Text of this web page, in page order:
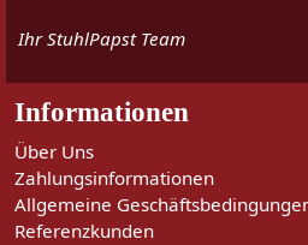
Ihr StuhlPapst Team
Informationen
Über Uns
Zahlungsinformationen
Allgemeine
Referenzkunden